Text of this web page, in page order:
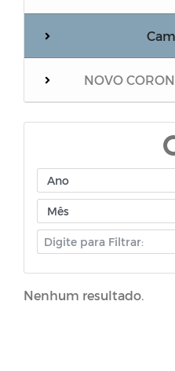
NOVO
Nenhum resultado.